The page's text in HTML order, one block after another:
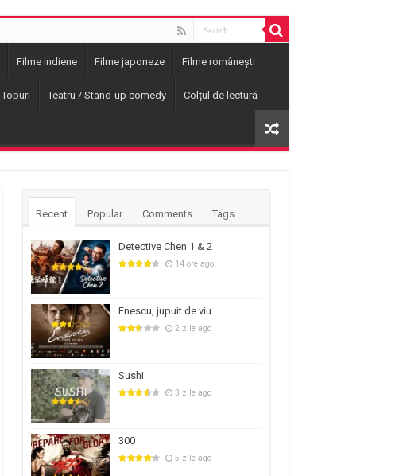
Filme indiene Filme japoneze Filme românești
Topuri Teatru / Stand-up comedy Colțul de lectură
Recent Popular Comments Tags
Detective Chen 1 & 2
14 ore ago
Enescu, jupuit de viu
2 zile ago
Sushi
3 zile ago
300
5 zile ago